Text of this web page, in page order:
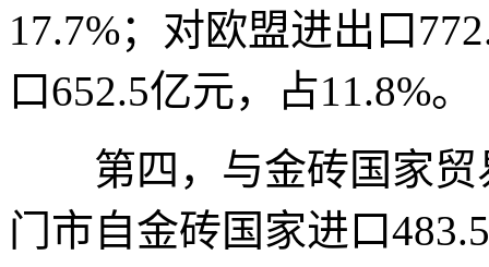
17.7%；对欧盟进出口
口652.5亿元，占11.8%。
第四，与金砖国家贸
门市自金砖国家进口